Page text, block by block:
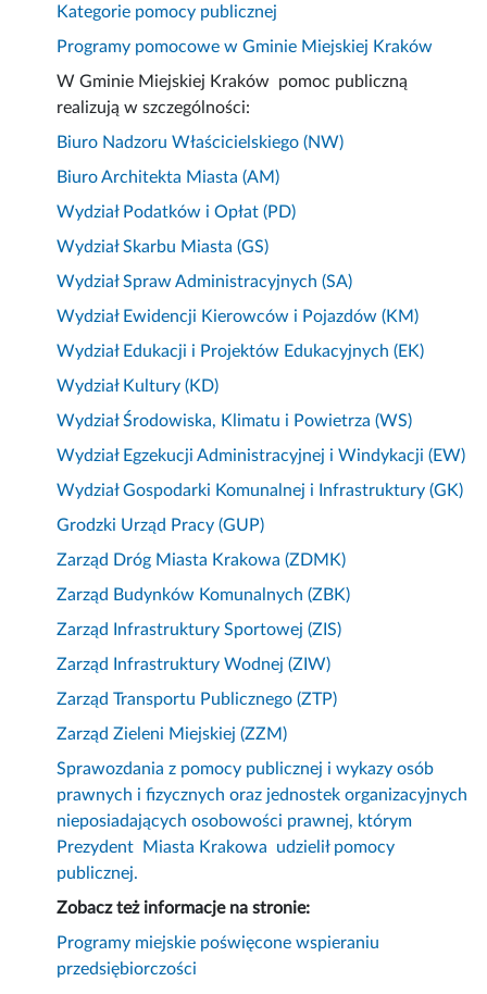
Kategorie pomocy publicznej
Programy pomocowe w Gminie Miejskiej Kraków
W Gminie Miejskiej Kraków pomoc publiczną
realizują w szczególności:
Biuro Nadzoru Właścicielskiego (NW)
Biuro Architekta Miasta (AM)
Wydział Podatków i Opłat (PD)
Wydział Skarbu Miasta (GS)
Wydział Spraw Administracyjnych (SA)
Wydział Ewidencji Kierowców i Pojazdów (KM)
Wydział Edukacji i Projektów Edukacyjnych (EK)
Wydział Kultury (KD)
Wydział Środowiska, Klimatu i Powietrza (WS)
Wydział Egzekucji Administracyjnej i Windykacji (EW)
Wydział Gospodarki Komunalnej i Infrastruktury (GK)
Grodzki Urząd Pracy (GUP)
Zarząd Dróg Miasta Krakowa (ZDMK)
Zarząd Budynków Komunalnych (ZBK)
Zarząd Infrastruktury Sportowej (ZIS)
Zarząd Infrastruktury Wodnej (ZIW)
Zarząd Transportu Publicznego (ZTP)
Zarząd Zieleni Miejskiej (ZZM)
Sprawozdania z pomocy publicznej i wykazy osób
prawnych i fizycznych oraz jednostek organizacyjnych
nieposiadających osobowości prawnej, którym
Prezydent Miasta Krakowa udzielił pomocy
publicznej.
Zobacz też informacje na stronie:
Programy miejskie poświęcone wspieraniu
przedsiębiorczości